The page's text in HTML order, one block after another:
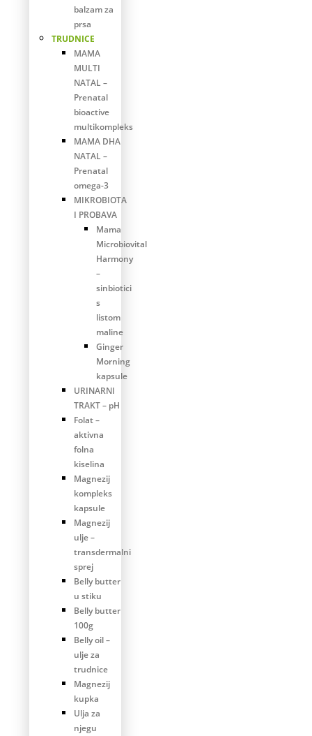
balzam za
prsa
TRUDNICE
MAMA
MULTI
NATAL –
Prenatal
bioactive
multikompleks
MAMA DHA
NATAL –
Prenatal
omega-3
MIKROBIOTA
I PROBAVA
Mama
Microbiovital
Harmony
–
sinbiotici
s
listom
maline
Ginger
Morning
kapsule
URINARNI
TRAKT – pH
Folat –
aktivna
folna
kiselina
Magnezij
kompleks
kapsule
Magnezij
ulje –
transdermalni
sprej
Belly butter
u stiku
Belly butter
100g
Belly oil –
ulje za
trudnice
Magnezij
kupka
Ulja za
njegu